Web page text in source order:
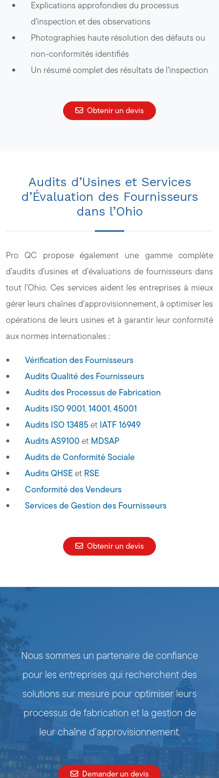
Explications approfondies du processus
d’inspection et des observations
Photographies haute résolution des défauts ou
non-conformités identifiés
Un résumé complet des résultats de l’inspection
Obtenir un devis
Audits d’Usines et Services
d’Évaluation des Fournisseurs
dans l’Ohio
Pro QC propose également une gamme complète
d’audits d’usines et d’évaluations de fournisseurs dans
tout l’Ohio. Ces services aident les entreprises à mieux
gérer leurs chaînes d’approvisionnement, à optimiser les
opérations de leurs usines et à garantir leur conformité
aux normes internationales :
Vérification des Fournisseurs
Audits Qualité des Fournisseurs
Audits des Processus de Fabrication
Audits ISO 9001,14001,45001
Audits ISO 13485 et IATF 16949
Audits AS9100 et MDSAP
Audits de Conformité Sociale
Audits QHSEet RSE
Conformité des Vendeurs
Services de Gestion des Fournisseurs
Obtenir un devis
Nous sommes un partenaire de confiance
pour les entreprises qui recherchent des
solutions sur mesure pour optimiser leurs
processus de fabrication et la gestion de
leur chaîne d’approvisionnement.
Demander un devis